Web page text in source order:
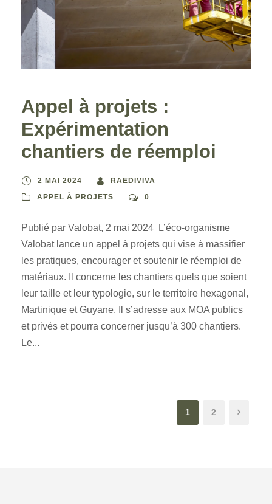
Appel à projets :
Expérimentation
chantiers de réemploi
2 MAI 2024
RAEDIVIVA
APPEL À PROJETS
0
Publié par Valobat, 2 mai 2024 L’éco-organisme
Valobat lance un appel à projets qui vise à massifier
les pratiques, encourager et soutenir le réemploi de
matériaux. Il concerne les chantiers quels que soient
leur taille et leur typologie, sur le territoire hexagonal,
Martinique et Guyane. Il s’adresse aux MOA publics
et privés et pourra concerner jusqu’à 300 chantiers.
Le...
1 2